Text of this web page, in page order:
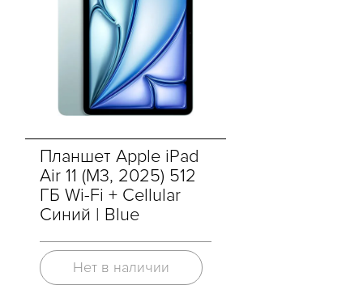
Планшет Apple iPad
Air 11 (M3, 2025) 512
ГБ Wi-Fi + Cellular
Синий | Blue
Нет в наличии